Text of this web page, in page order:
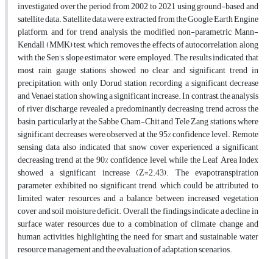
investigated over the period from 2002 to 2021 using ground-based and
satellite data. Satellite data were extracted from the Google Earth Engine
platform, and for trend analysis, the modified non-parametric Mann-
Kendall (MMK) test, which removes the effects of autocorrelation, along
with the Sen's slope estimator, were employed. The results indicated that
most rain gauge stations showed no clear and significant trend in
precipitation, with only Dorud station recording a significant decrease
and Venaei station showing a significant increase. In contrast, the analysis
of river discharge revealed a predominantly decreasing trend across the
basin, particularly at the Sabbe Cham-Chit and Tele Zang stations, where
significant decreases were observed at the 95% confidence level. Remote
sensing data also indicated that snow cover experienced a significant
decreasing trend at the 90% confidence level, while the Leaf Area Index
showed a significant increase (Z=2.43). The evapotranspiration
parameter exhibited no significant trend, which could be attributed to
limited water resources and a balance between increased vegetation
cover and soil moisture deficit. Overall, the findings indicate a decline in
surface water resources due to a combination of climate change and
human activities, highlighting the need for smart and sustainable water
resource management and the evaluation of adaptation scenarios.